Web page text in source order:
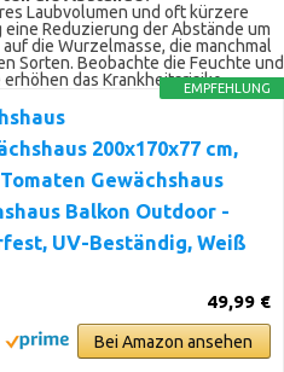
Laubvolumen und oft kürzere
Reduzierung der Abstände um
die Wurzelmasse, die manchmal
Sorten. Beobachte die Feuchte und
das Krankheitsrisiko.EMPFEHLUNG
200x170x77 cm,
Gewächshaus
Balkon Outdoor -
UV-Beständig, Weiß
49,99 €
Bei Amazon ansehen